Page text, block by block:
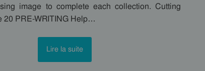
image to complete each collection. Cutting
20 PRE-WRITING Help…
Lire la suite